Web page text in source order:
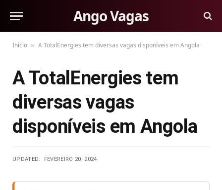
Ango Vagas
Início » A TotalEnergies tem diversas vagas disponíveis em Angola
A TotalEnergies tem
diversas vagas
disponíveis em Angola
UPDATED: FEVEREIRO 20, 2024